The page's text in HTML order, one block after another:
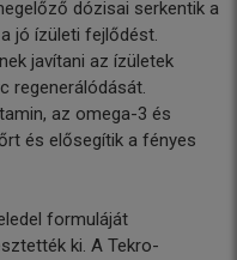
dózisai serkentik a
jó ízületi fejlődést.
javítani az ízületek
regenerálódását.
az omega-3 és
és elősegítik a fényes
formuláját
ki. A Tekro-